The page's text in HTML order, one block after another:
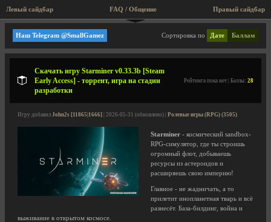
Левый сайдбар Правый сайдбар
FAQ / Общение
Тир, FPS, 3D-бродилки
Сортировка по Дате Баллам
Наш Telegram @SmallGamez
Скачать игру Starminer v0.33.3b [Steam
Early Access] - торрент, игра на стадии
разработки
Рейтинга пока нет | Баллы: 28
Игру добавил John2s [11865|1666] | 2026-05-31 (обновлено) | Ролевые игры (RPG) (3505)
Starminer - космический sandbox-
RPG-симулятор, где ты строишь
огромный флот, добываешь
ресурсы из астероидов и
расширяешь свою империю!
Главное - не жадничать, а то
прилетит инопланетная тварь и всё
разнесёт. База-билдинг, война и
выживание в открытом космосе.